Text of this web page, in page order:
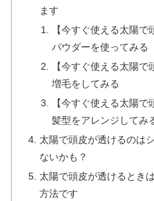
ます
【今すぐ使える太陽で
パウダーを使ってみる
【今すぐ使える太陽で
増毛をしてみる
【今すぐ使える太陽で
髪型をアレンジしてみ
太陽で頭皮が透けるのは
ないかも？
太陽で頭皮が透けるとき
方法です